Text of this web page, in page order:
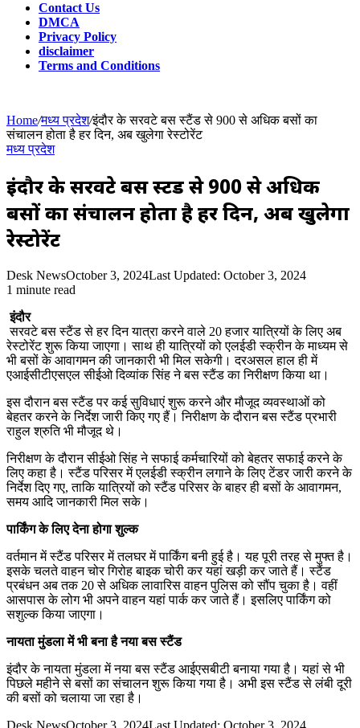
Contact Us
DMCA
Privacy Policy
disclaimer
Terms and Conditions
Home/मध्य प्रदेश/इंदौर के सरवटे बस स्टैंड से 900 से अधिक बसों का
संचालन होता है हर दिन, अब खुलेगा रेस्टोरेंट
मध्य प्रदेश
इंदौर के सरवटे बस स्टैंड से 900 से अधिक
बसों का संचालन होता है हर दिन, अब खुलेगा
रेस्टोरेंट
Desk NewsOctober 3, 2024Last Updated: October 3, 2024
1 minute read
इंदौर
सरवटे बस स्टैंड से हर दिन यात्रा करने वाले 20 हजार यात्रियों के लिए अब
रेस्टोरेंट शुरू किया जाएगा। साथ ही यात्रियों को एलईडी स्क्रीन के माध्यम से
भी बसों के आवागमन की जानकारी भी मिल सकेगी। दरअसल हाल ही में
एआईसीटीएसएल सीईओ दिव्यांक सिंह ने बस स्टैंड का निरीक्षण किया था।
इस दौरान बस स्टैंड पर कई सुविधाएं शुरू करने और मौजूद व्यवस्थाओं को
बेहतर करने के निर्देश जारी किए गए हैं। निरीक्षण के दौरान बस स्टैंड प्रभारी
राहुल श्रुति भी मौजूद थे।
निरीक्षण के दौरान सीईओ सिंह ने सफाई कर्मचारियों को बेहतर सफाई करने के
लिए कहा है। स्टैंड परिसर में एलईडी स्क्रीन लगाने के लिए टेंडर जारी करने के
निर्देश दिए गए, ताकि यात्रियों को स्टैंड परिसर के बाहर ही बसों के आवागमन,
समय आदि जानकारी मिल सके।
पार्किंग के लिए देना होगा शुल्क
वर्तमान में स्टैंड परिसर में तलघर में पार्किंग बनी हुई है। यह पूरी तरह से मुफ्त है।
इसके चलते वाहन चोर गिरोह बाइक चोरी कर यहां खड़ी कर जाते हैं। स्टैंड
प्रबंधन अब तक 20 से अधिक लावारिस वाहन पुलिस को सौंप चुका है। वहीं
आसपास के लोग भी अपने वाहन यहां पार्क कर जाते हैं। इसलिए पार्किंग को
सशुल्क किया जाएगा।
नायता मुंडला में भी बना है नया बस स्टैंड
इंदौर के नायता मुंडला में नया बस स्टैंड आईएसबीटी बनाया गया है। यहां से भी
पिछले महीने से बसों का संचालन शुरू किया गया है। अभी इस स्टैंड से लंबी दूरी
की बसों को चलाया जा रहा है।
Desk NewsOctober 3, 2024Last Updated: October 3, 2024